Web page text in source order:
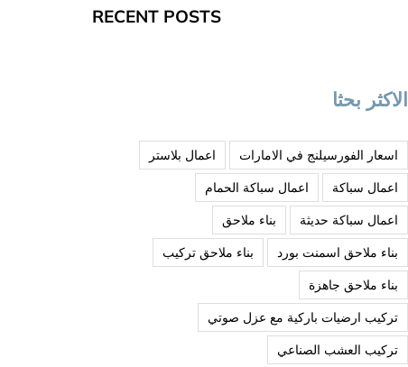
RECENT POSTS
الاكثر بحثا
اسعار الفورسيلنج في الامارات
اعمال بلاستر
اعمال سباكة
اعمال سباكة الحمام
اعمال سباكة حديثة
بناء ملاحق
بناء ملاحق اسمنت بورد
بناء ملاحق تركيب
بناء ملاحق جاهزة
تركيب ارضيات باركية مع عزل صوتي
تركيب العشب الصناعي